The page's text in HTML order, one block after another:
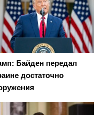
Байден передал
достаточно